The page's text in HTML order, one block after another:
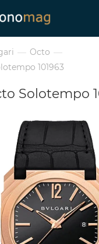
— Octo —
101963
Solotempo